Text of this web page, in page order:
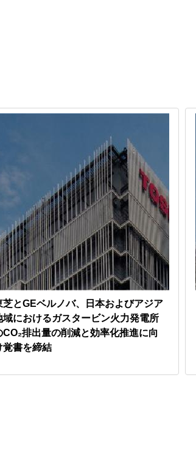
芝とGEベルノバ、日本およびアジア
域におけるガスタービン火力発電所
CO₂排出量の削減と効率化推進に向
覚書を締結